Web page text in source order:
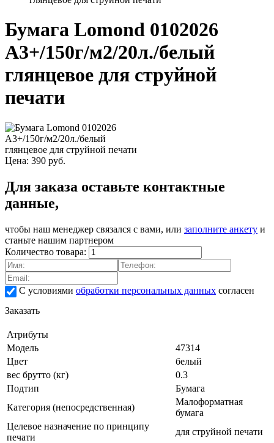
Бумага Lomond 0102026
A3+/150г/м2/20л./белый
глянцевое для струйной
печати
Цена: 390 руб.
Для заказа оставьте контактные
данные,
чтобы наш менеджер связался с вами, или заполните анкету и
станьте нашим партнером
Количество товара:
С условиями обработки персональных данных согласен
Заказать
Атрибуты
Модель
47314
Цвет
белый
вес брутто (кг)
0.3
Подтип
Бумага
Категория (непосредственная)
Малоформатная
бумага
Целевое назначение по принципу
печати
для струйной печати